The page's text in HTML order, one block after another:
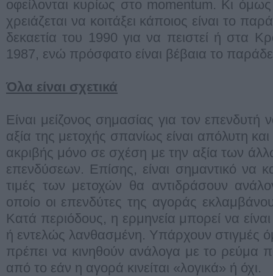
οφείλονται κυρίως στο momentum. Κι
χρειάζεται να κοιτάξει κάποιος είναι το
δεκαετία του 1990 για να πειστεί ή στα
1987, ενώ πρόσφατο είναι βέβαια το
Όλα είναι σχετικά
Είναι μείζονος σημασίας για τον επενδυτή
αξία της μετοχής σπανίως είναι απόλυτη
ακριβής μόνο σε σχέση με την αξία των
επενδύσεων. Επίσης, είναι σημαντικό να
τιμές των μετοχών θα αντιδράσουν
οποίο οι επενδύτες της αγοράς
Κατά περιόδους, η ερμηνεία μπορεί να
ή εντελώς λανθασμένη. Υπάρχουν στιγμές
πρέπει να κινηθούν ανάλογα με το ρεύμα
από το εάν η αγορά κινείται «λογικά» ή όχι.